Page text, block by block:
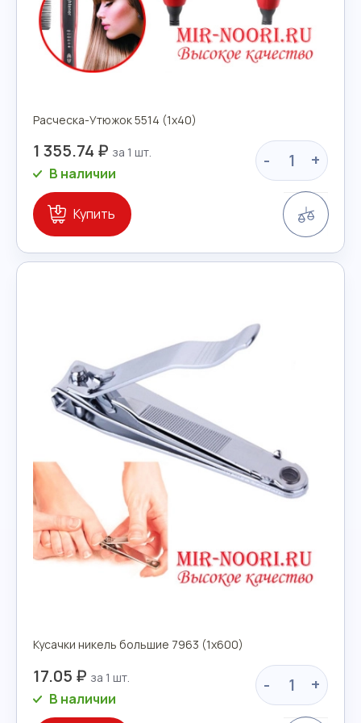
Расческа-Утюжок 5514 (1х40)
1 355.74 ₽ - +
В наличии
Купить
Кусачки никель большие 7963 (1х600)
17.05 ₽ - +
В наличии